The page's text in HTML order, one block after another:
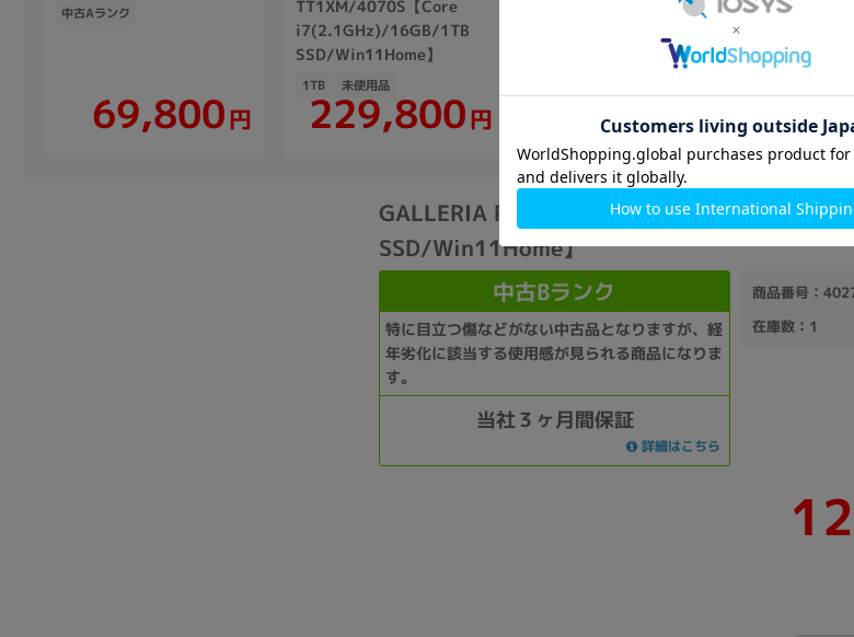
中古Aランク
69,800円
TT1XM/4070S【Core
i7(2.1GHz)/16GB/1TB
SSD/Win11Home】
1TB 未使用品
229,800円 15,800円
1TB
GALLERIA RM5C-R36【Core i5(2.5GHz)/
SSD/Win11Home】
中古Bランク
特に目立つ傷などがない中古品となりますが、経
年劣化に該当する使用感が見られる商品になりま
す。
当社３ヶ月間保証
詳細はこちら
商品番号：
在庫数：1